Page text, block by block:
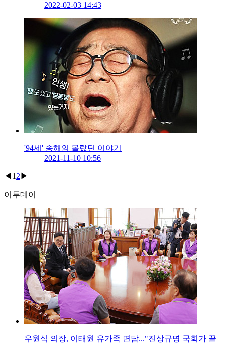
2022-02-03 14:43
'94세' 송해의 몰랐던 이야기
2021-11-10 10:56
◀ 1 2 ▶
이투데이
우원식 의장, 이태원 유가족 면담..."진상규명 국회가 끝